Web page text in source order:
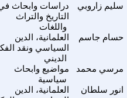
دراسات وابحاث
التاريخ والتراث
واللغات
سليم زاروبي
العلمانية، الدين
السياسي ونقد
الديني
حسام جاسم
مواضيع وابحاث
سياسية
مرسي محمد
العلمانية، الدين
انور سلطان